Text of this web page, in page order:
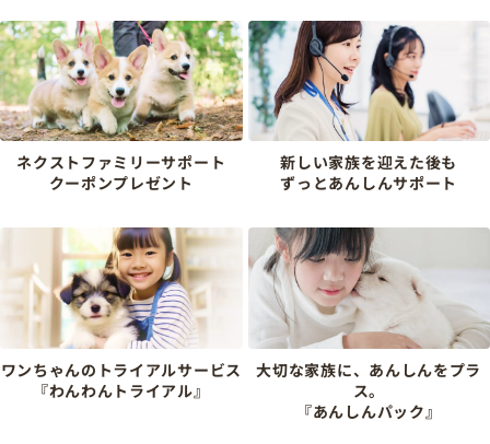
ネクストファミリーサポート
クーポンプレゼント
新しい家族を迎えた後も
ずっとあんしんサポート
ワンちゃんのトライアルサービス
『わんわんトライアル』
大切な家族に、あんしんをプラ
ス。
『あんしんパック』